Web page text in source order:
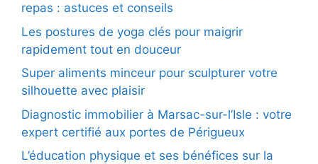
repas : astuces et conseils
Les postures de yoga clés pour maigrir
rapidement tout en douceur
Super aliments minceur pour sculpturer votre
silhouette avec plaisir
Diagnostic immobilier à Marsac-sur-l’Isle : votre
expert certifié aux portes de Périgueux
L’éducation physique et ses bénéfices sur la